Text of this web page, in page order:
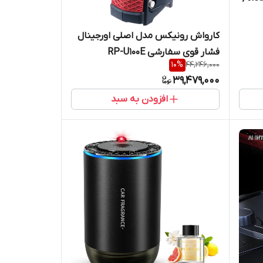
کارواش رونیکس مدل اصلی اورجینال
فشار قوی سفارشی RP-U100E
44,246,000
10%
39,479,000
افزودن به سبد